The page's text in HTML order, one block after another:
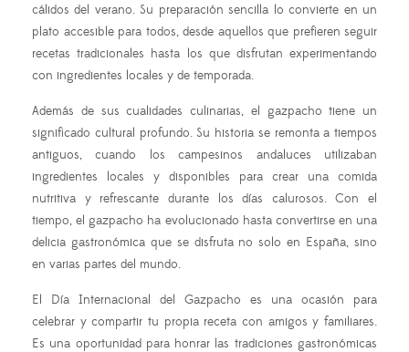
cálidos del verano. Su preparación sencilla lo convierte en un
plato accesible para todos, desde aquellos que prefieren seguir
recetas tradicionales hasta los que disfrutan experimentando
con ingredientes locales y de temporada.
Además de sus cualidades culinarias, el gazpacho tiene un
significado cultural profundo. Su historia se remonta a tiempos
antiguos, cuando los campesinos andaluces utilizaban
ingredientes locales y disponibles para crear una comida
nutritiva y refrescante durante los días calurosos. Con el
tiempo, el gazpacho ha evolucionado hasta convertirse en una
delicia gastronómica que se disfruta no solo en España, sino
en varias partes del mundo.
El Día Internacional del Gazpacho es una ocasión para
celebrar y compartir tu propia receta con amigos y familiares.
Es una oportunidad para honrar las tradiciones gastronómicas